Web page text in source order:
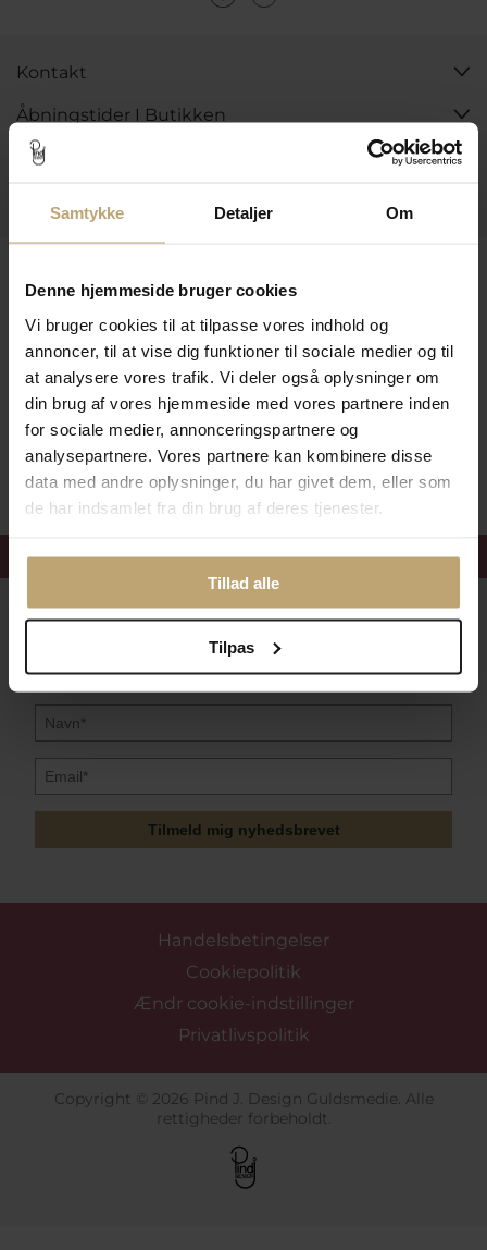
Samtykke Detaljer Om
Denne hjemmeside bruger cookies
Vi bruger cookies til at tilpasse vores indhold og
annoncer, til at vise dig funktioner til sociale medier og til
at analysere vores trafik. Vi deler også oplysninger om
din brug af vores hjemmeside med vores partnere inden
for sociale medier, annonceringspartnere og
analysepartnere. Vores partnere kan kombinere disse
data med andre oplysninger, du har givet dem, eller som
de har indsamlet fra din brug af deres tjenester.
Tillad alle
Tilpas
Kontakt
Åbningstider I Butikken
Information
Betalingsmuligheder
Sikker Og Tryg E-Handel
Få 15%velkomstrabat
Følg med i vores nyhedsbrev
Læs mere her
Tilmeld mig nyhedsbrevet
Handelsbetingelser
Cookiepolitik
Ændr cookie-indstillinger
Privatlivspolitik
Copyright © 2026 Pind J. Design Guldsmedie. Alle
rettigheder forbeholdt.